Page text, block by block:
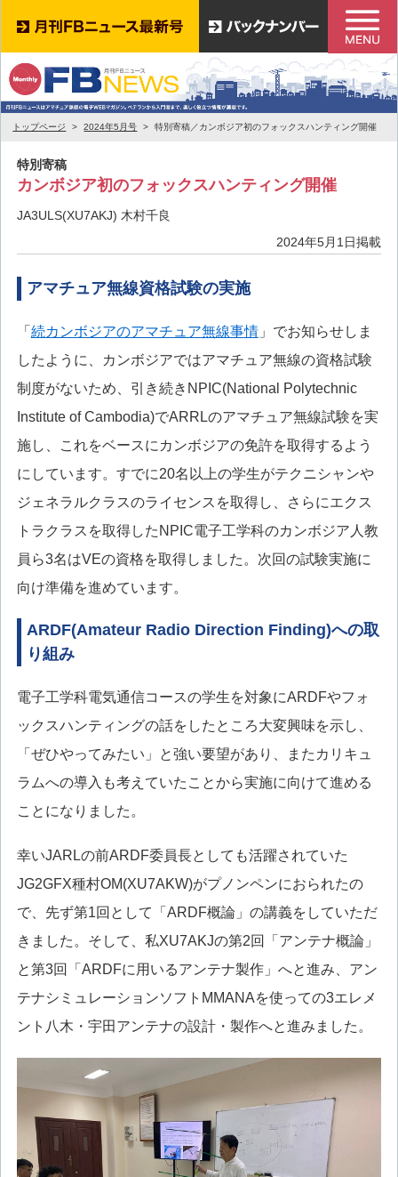
トップページ 2024年5月号 特別寄稿／カンボジア初のフォックスハンティング開催
特別寄稿
カンボジア初のフォックスハンティング開催
JA3ULS(XU7AKJ) 木村千良
2024年5月1日掲載
アマチュア無線資格試験の実施
「 続カンボジアのアマチュア無線事情」でお知らせしま
したように、カンボジアではアマチュア無線の資格試験
制度がないため、引き続きNPIC(National Polytechnic
Institute of Cambodia)でARRLのアマチュア無線試験を実
施し、これをベースにカンボジアの免許を取得するよう
にしています。すでに20名以上の学生がテクニシャンや
ジェネラルクラスのライセンスを取得し、さらにエクス
トラクラスを取得したNPIC電子工学科のカンボジア人教
員ら3名はVEの資格を取得しました。次回の試験実施に
向け準備を進めています。
ARDF(Amateur Radio Direction Finding)への取
り組み
電子工学科電気通信コースの学生を対象にARDFやフォ
ックスハンティングの話をしたところ大変興味を示し、
「ぜひやってみたい」と強い要望があり、またカリキュ
ラムへの導入も考えていたことから実施に向けて進める
ことになりました。
幸いJARLの前ARDF委員長としても活躍されていた
JG2GFX種村OM(XU7AKW)がプノンペンにおられたの
で、先ず第1回として「ARDF概論」の講義をしていただ
きました。そして、私XU7AKJの第2回「アンテナ概論」
と第3回「ARDFに用いるアンテナ製作」へと進み、アン
テナシミュレーションソフトMMANAを使っての3エレメ
ント八木・宇田アンテナの設計・製作へと進みました。